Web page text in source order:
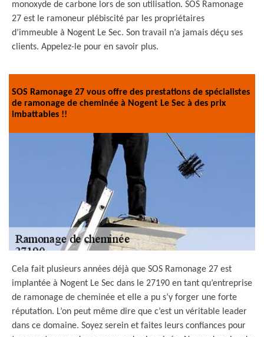
monoxyde de carbone lors de son utilisation. SOS Ramonage
27 est le ramoneur plébiscité par les propriétaires
d’immeuble à Nogent Le Sec. Son travail n’a jamais déçu ses
clients. Appelez-le pour en savoir plus.
SOS Ramonage 27 vous offre des prestations de spécialistes
de ramonage de cheminée à Nogent Le Sec à des prix
imbattables !!
Cela fait plusieurs années déjà que SOS Ramonage 27 est
implantée à Nogent Le Sec dans le 27190 en tant qu’entreprise
de ramonage de cheminée et elle a pu s’y forger une forte
réputation. L’on peut même dire que c’est un véritable leader
dans ce domaine. Soyez serein et faites leurs confiances pour